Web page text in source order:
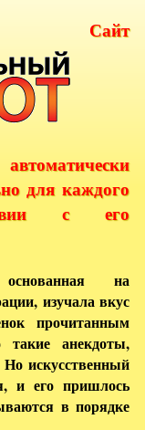
Сайт
для каждого
с его
основанная на
изучала вкус
прочитанным
такие анекдоты,
искусственный
и его пришлось
в порядке